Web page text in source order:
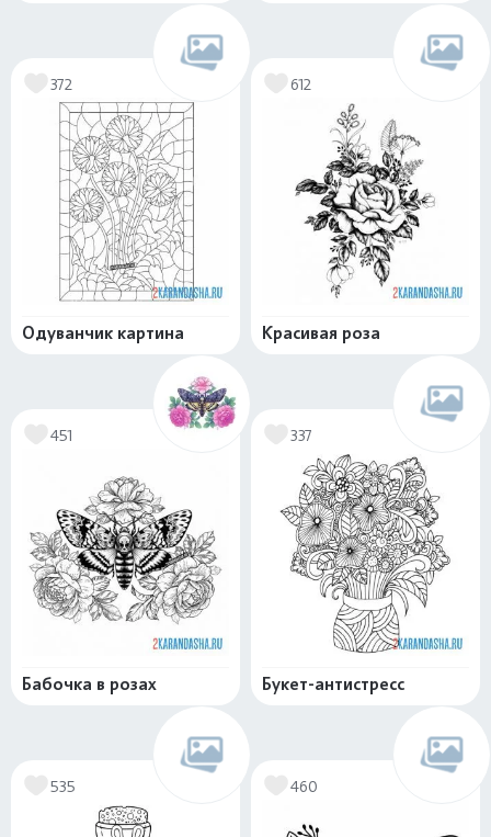
372
Одуванчик картина
612
Красивая роза
451
Бабочка в розах
337
Букет-антистресс
535 460